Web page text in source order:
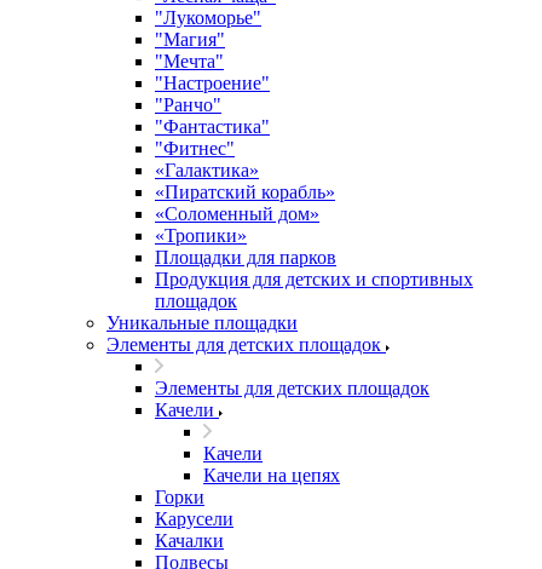
"Лукоморье"
"Магия"
"Мечта"
"Настроение"
"Ранчо"
"Фантастика"
"Фитнес"
«Галактика»
«Пиратский корабль»
«Соломенный дом»
«Тропики»
Площадки для парков
Продукция для детских и спортивных
площадок
Уникальные площадки
Элементы для детских площадок
Элементы для детских площадок
Качели
Качели
Качели на цепях
Горки
Карусели
Качалки
Подвесы